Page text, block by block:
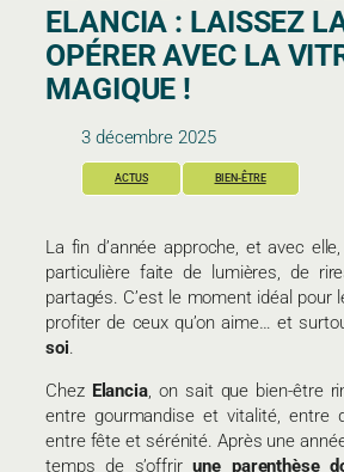
ELANCIA : LAISSEZ
OPÉRER AVEC LA
MAGIQUE !
3 décembre 2025
ACTUS BIEN-ÊTRE
La fin d’année approche, et avec
particulière faite de lumières, de
partagés. C’est le moment idéal pour
profiter de ceux qu’on aime… et
soi
Chez Elancia , on sait que bien-être
entre gourmandise et vitalité, entre
entre fête et sérénité. Après une
temps de s’offrirune parenthèse